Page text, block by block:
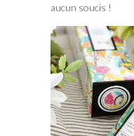
aucun soucis !